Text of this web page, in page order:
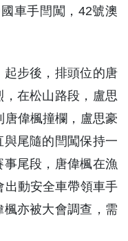
車手閆闖，42號澳
步後，排頭位的唐
在松山路段，盧思
偉楓撞欄，盧思豪
尾隨的閆闖保持一
尾段，唐偉楓在漁
出動安全車帶領車手
亦被大會調查，需